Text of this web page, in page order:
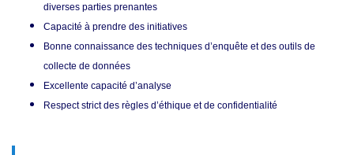
diverses parties prenantes
Capacité à prendre des initiatives
Bonne connaissance des techniques d’enquête et des outils de
collecte de données
Excellente capacité d’analyse
Respect strict des règles d’éthique et de confidentialité